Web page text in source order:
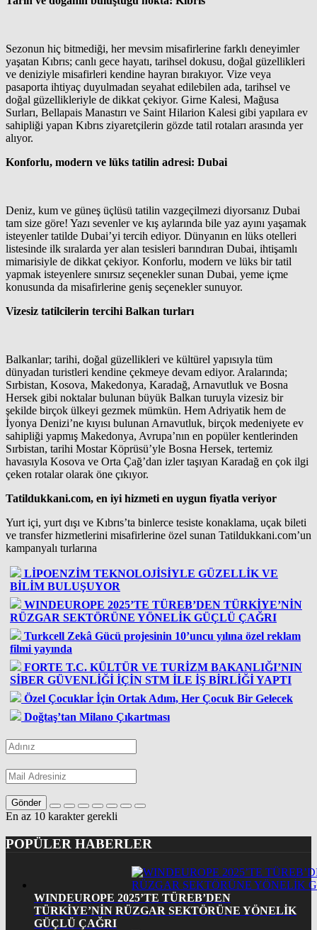
Sezonun hiç bitmediği, her mevsim misafirlerine farklı deneyimler
yaşatan Kıbrıs; canlı gece hayatı, tarihsel dokusu, doğal güzellikleri
ve deniziyle misafirleri kendine hayran bırakıyor. Vize veya
pasaporta ihtiyaç duyulmadan seyahat edilebilen ada, tarihsel ve
doğal güzellikleriyle de dikkat çekiyor. Girne Kalesi, Mağusa
Surları, Bellapais Manastırı ve Saint Hilarion Kalesi gibi yapılara ev
sahipliği yapan Kıbrıs ziyaretçilerin gözde tatil rotaları arasında yer
alıyor.
Konforlu, modern ve lüks tatilin adresi: Dubai
Deniz, kum ve güneş üçlüsü tatilin vazgeçilmezi diyorsanız Dubai
tam size göre! Yazı sevenler ve kış aylarında bile yaz ayını yaşamak
isteyenler tatilde Dubai’yi tercih ediyor. Dünyanın en lüks otelleri
listesinde ilk sıralarda yer alan tesisleri barındıran Dubai, ihtişamlı
mimarisiyle de dikkat çekiyor. Konforlu, modern ve lüks bir tatil
yapmak isteyenlere sınırsız seçenekler sunan Dubai, yeme içme
konusunda da misafirlerine geniş seçenekler sunuyor.
Vizesiz tatilcilerin tercihi Balkan turları
Balkanlar; tarihi, doğal güzellikleri ve kültürel yapısıyla tüm
dünyadan turistleri kendine çekmeye devam ediyor. Aralarında;
Sırbistan, Kosova, Makedonya, Karadağ, Arnavutluk ve Bosna
Hersek gibi noktalar bulunan büyük Balkan turuyla vizesiz bir
şekilde birçok ülkeyi gezmek mümkün. Hem Adriyatik hem de
İyonya Denizi’ne kıyısı bulunan Arnavutluk, birçok medeniyete ev
sahipliği yapmış Makedonya, Avrupa’nın en popüler kentlerinden
Sırbistan, tarihi Mostar Köprüsü’yle Bosna Hersek, tertemiz
havasıyla Kosova ve Orta Çağ’dan izler taşıyan Karadağ en çok ilgi
çeken rotalar olarak öne çıkıyor.
Tatildukkani.com, en iyi hizmeti en uygun fiyatla veriyor
Yurt içi, yurt dışı ve Kıbrıs’ta binlerce tesiste konaklama, uçak bileti
ve transfer hizmetlerini misafirlerine özel sunan Tatildukkani.com’un
kampanyalı turlarına
LİPOENZİM TEKNOLOJİSİYLE GÜZELLİK VE
BİLİM BULUŞUYOR
WINDEUROPE 2025’TE TÜREB’DEN TÜRKİYE’NİN
RÜZGAR SEKTÖRÜNE YÖNELİK GÜÇLÜ ÇAĞRI
Turkcell Zekâ Gücü projesinin 10’uncu yılına özel reklam
filmi yayında
FORTE T.C. KÜLTÜR VE TURİZM BAKANLIĞI’NIN
SİBER GÜVENLİĞİ İÇİN STM İLE İŞ BİRLİĞİ YAPTI
Özel Çocuklar İçin Ortak Adım, Her Çocuk Bir Gelecek
Doğtaş’tan Milano Çıkartması
Gönder
En az 10 karakter gerekli
POPÜLER HABERLER
WINDEUROPE 2025’TE TÜREB’DEN
TÜRKİYE’NİN RÜZGAR SEKTÖRÜNE YÖNELİK
GÜÇLÜ ÇAĞRI